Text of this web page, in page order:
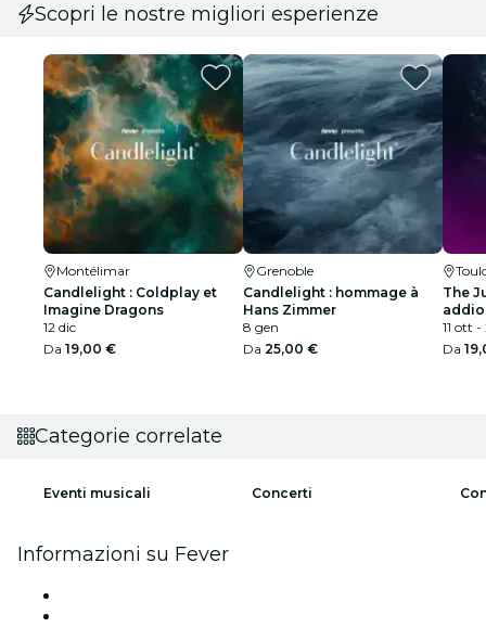
Scopri le nostre migliori esperienze
Montélimar
Candlelight : Coldplay et
Imagine Dragons
12 dic
Da 19,00 €
Grenoble
Candlelight : hommage à
Hans Zimmer
8 gen
Da 25,00 €
The
11 ott
Da
Categorie correlate
Eventi musicali Concerti
Informazioni su Fever